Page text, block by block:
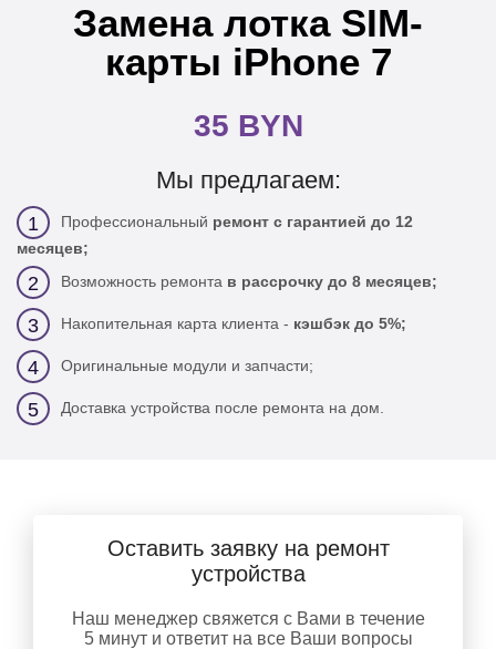
Замена лотка SIM-
карты iPhone 7
35 BYN
Мы предлагаем:
1 Профессиональный ремонт с гарантией до 12
месяцев;
2 Возможность ремонта в рассрочку до 8 месяцев;
3 Накопительная карта клиента - кэшбэк до 5%;
4 Оригинальные модули и запчасти;
5 Доставка устройства после ремонта на дом.
Оставить заявку на ремонт
устройства
Наш менеджер свяжется с Вами в течение
5 минут и ответит на все Ваши вопросы